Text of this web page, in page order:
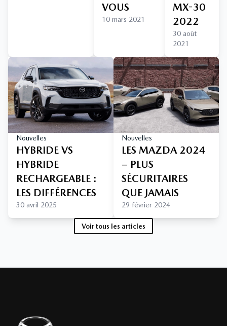
VOUS
10 mars 2021
MX-30
2022
30 août
2021
Nouvelles
HYBRIDE VS
HYBRIDE
RECHARGEABLE :
LES DIFFÉRENCES
30 avril 2025
Nouvelles
LES MAZDA 2024
– PLUS
SÉCURITAIRES
QUE JAMAIS
29 février 2024
Voir tous les articles